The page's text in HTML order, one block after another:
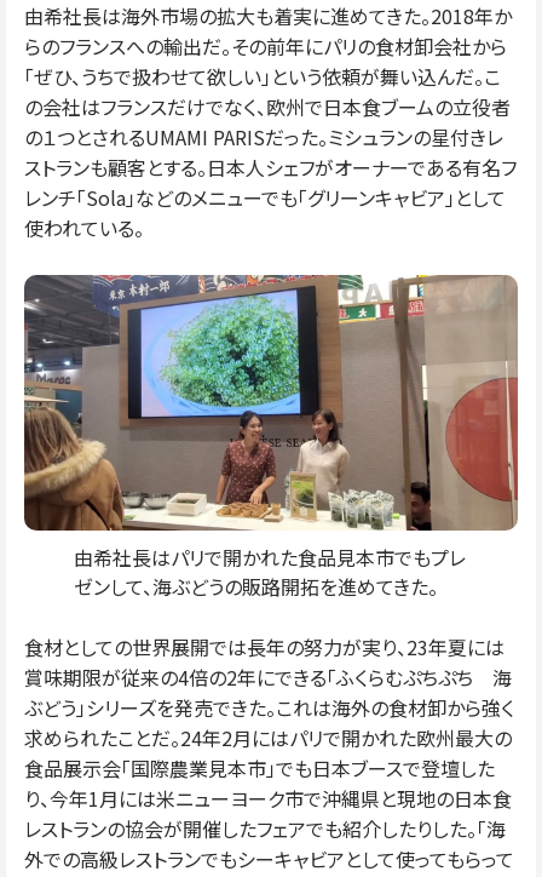
由希社長は海外市場の拡大も着実に進めてきた。2018年か
らのフランスへの輸出だ。その前年にパリの食材卸会社から
「ぜひ、うちで扱わせて欲しい」という依頼が舞い込んだ。こ
の会社はフランスだけでなく、欧州で日本食ブームの立役者
の１つとされるUMAMI PARISだった。ミシュランの星付きレ
ストランも顧客とする。日本人シェフがオーナーである有名フ
レンチ「Sola」などのメニューでも「グリーンキャビア」として
使われている。
由希社長はパリで開かれた食品見本市でもプレ
ゼンして、海ぶどうの販路開拓を進めてきた。
食材としての世界展開では長年の努力が実り、23年夏には
賞味期限が従来の4倍の2年にできる「ふくらむぷちぷち 海
ぶどう」シリーズを発売できた。これは海外の食材卸から強く
求められたことだ。24年2月にはパリで開かれた欧州最大の
食品展示会「国際農業見本市」でも日本ブースで登壇した
り、今年1月には米ニューヨーク市で沖縄県と現地の日本食
レストランの協会が開催したフェアでも紹介したりした。「海
外での高級レストランでもシーキャビアとして使ってもらって